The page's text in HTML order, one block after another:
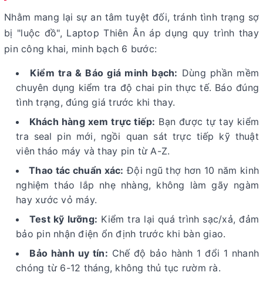
Nhằm mang lại sự an tâm tuyệt đối, tránh tình trạng sợ
bị "luộc đồ", Laptop Thiên Ân áp dụng quy trình thay
pin công khai, minh bạch 6 bước:
Kiểm tra & Báo giá minh bạch: Dùng phần mềm
chuyên dụng kiểm tra độ chai pin thực tế. Báo đúng
tình trạng, đúng giá trước khi thay.
Khách hàng xem trực tiếp: Bạn được tự tay kiểm
tra seal pin mới, ngồi quan sát trực tiếp kỹ thuật
viên tháo máy và thay pin từ A-Z.
Thao tác chuẩn xác: Đội ngũ thợ hơn 10 năm kinh
nghiệm tháo lắp nhẹ nhàng, không làm gãy ngàm
hay xước vỏ máy.
Test kỹ lưỡng: Kiểm tra lại quá trình sạc/xả, đảm
bảo pin nhận điện ổn định trước khi bàn giao.
Bảo hành uy tín: Chế độ bảo hành 1 đổi 1 nhanh
chóng từ 6-12 tháng, không thủ tục rườm rà.